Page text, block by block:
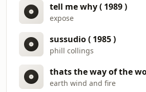
tell me why ( 1989 )
expose
sussudio ( 1985 )
phill collings
earth wind and fire